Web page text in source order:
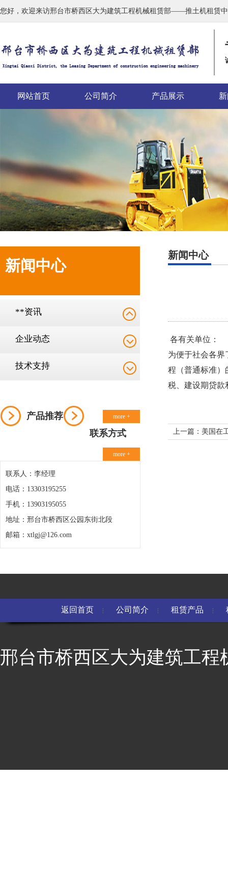
您好，欢迎来访邢台市桥西区大为建筑工程机械租赁部——推土机租赁
网站首页 公司简介 产品展示
新闻中心
**资讯
企业动态
技术支持
产品推荐 more +
联系方式
more +
联系人：李经理
电话：13303195255
手机：13903195055
地址：邢台市桥西区公园东街北段
邮箱：xtlgj@126.com
新闻中心
各有关单位：
为便于社会各界
程（普通标准）
税、建设期贷款
上一篇：美国在
返回首页 公司简介 租赁产品
邢台市桥西区大为建筑工程